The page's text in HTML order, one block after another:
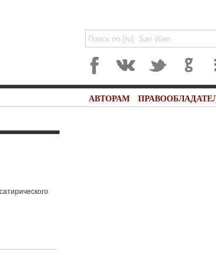
АВТОРАМ